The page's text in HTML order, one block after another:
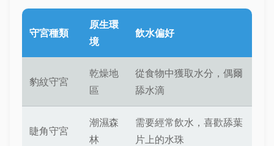
守宮種類
原生環
境
飲水偏好
豹紋守宮
乾燥地
區
從食物中獲取水分，偶爾
舔水滴
睫角守宮
潮濕森
林
需要經常飲水，喜歡舔葉
片上的水珠